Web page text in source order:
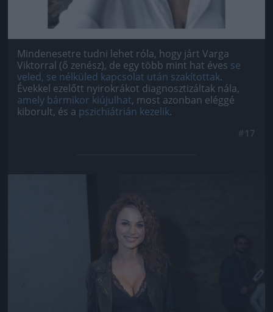
Mindenesetre tudni lehet róla, hogy járt Varga
Viktorral (ő zenész), de egy több mint hat éves se
veled, se nélküled kapcsolat után szakítottak.
Évekkel ezelőtt nyirokrákot diagnosztizáltak nála,
amely bármikor kiújulhat, most azonban eléggé
kiborult, és a pszichiátrián kezelik.